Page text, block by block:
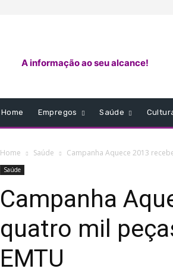
A informação ao seu alcance!
Home Empregos Saúde
Home Saúde Campanha Aquece 2013
Saúde
Campanha
quatro mil
EMTU